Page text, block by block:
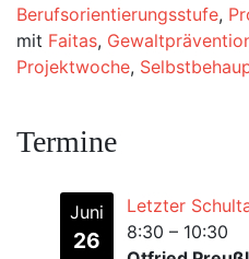
Berufsorientierungsstufe,
mit Faitas,
Projektwoche,
Termine
Juni
26
Letzter
8:30 – 10:30